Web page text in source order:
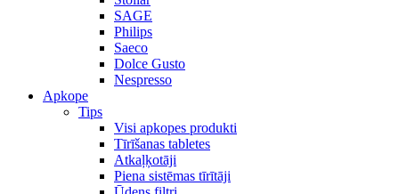
SAGE
Philips
Saeco
Dolce Gusto
Nespresso
Apkope
Tips
Visi apkopes produkti
Tīrīšanas tabletes
Atkaļķotāji
Piena sistēmas tīrītāji